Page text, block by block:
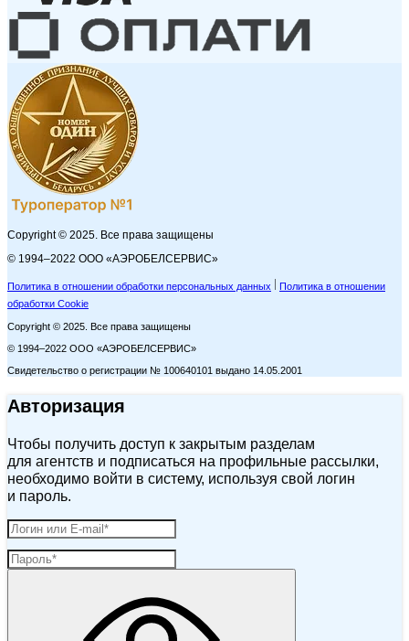
Copyright © 2025. Все права защищены
© 1994–2022 ООО «АЭРОБЕЛСЕРВИС»
Политика в отношении обработки персональных данных
Политика в отношении
обработки Cookie
Copyright © 2025. Все права защищены
© 1994–2022 ООО «АЭРОБЕЛСЕРВИС»
Свидетельство о регистрации № 100640101 выдано 14.05.2001
Авторизация
Чтобы получить доступ к закрытым разделам
для агентств и подписаться на профильные рассылки,
необходимо войти в систему, используя свой логин
и пароль.